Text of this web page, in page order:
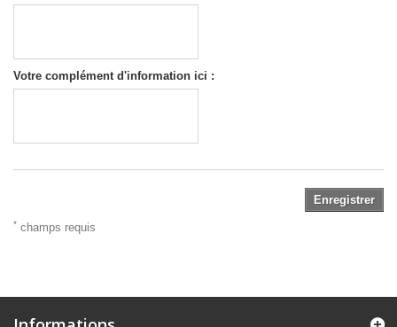
Votre complément d'information ici :
Enregistrer
* champs requis